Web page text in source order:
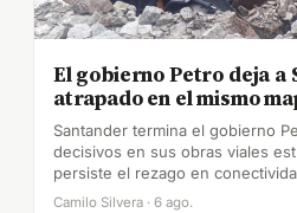
El gobierno Petro deja a
atrapado en el mismo
Santander termina el gobierno
decisivos en sus obras viales
persiste el rezago en
Camilo Silvera · 6 ago.